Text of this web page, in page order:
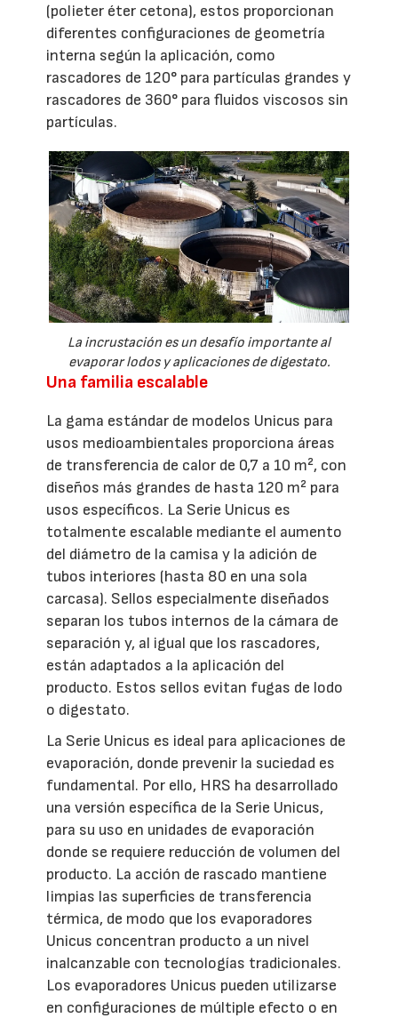
(polieter éter cetona), estos proporcionan
diferentes configuraciones de geometría
interna según la aplicación, como
rascadores de 120° para partículas grandes y
rascadores de 360° para fluidos viscosos sin
partículas.
La incrustación es un desafío importante al
evaporar lodos y aplicaciones de digestato.
Una familia escalable
La gama estándar de modelos Unicus para
usos medioambientales proporciona áreas
de transferencia de calor de 0,7 a 10 m², con
diseños más grandes de hasta 120 m² para
usos específicos. La Serie Unicus es
totalmente escalable mediante el aumento
del diámetro de la camisa y la adición de
tubos interiores (hasta 80 en una sola
carcasa). Sellos especialmente diseñados
separan los tubos internos de la cámara de
separación y, al igual que los rascadores,
están adaptados a la aplicación del
producto. Estos sellos evitan fugas de lodo
o digestato.
La Serie Unicus es ideal para aplicaciones de
evaporación, donde prevenir la suciedad es
fundamental. Por ello, HRS ha desarrollado
una versión específica de la Serie Unicus,
para su uso en unidades de evaporación
donde se requiere reducción de volumen del
producto. La acción de rascado mantiene
limpias las superficies de transferencia
térmica, de modo que los evaporadores
Unicus concentran producto a un nivel
inalcanzable con tecnologías tradicionales.
Los evaporadores Unicus pueden utilizarse
en configuraciones de múltiple efecto o en